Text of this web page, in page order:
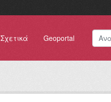
Σχετικά Geoportal